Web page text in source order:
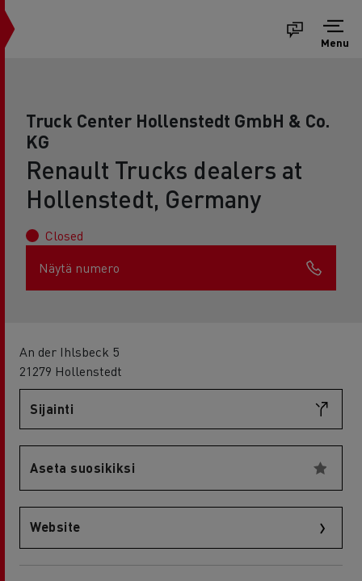
Menu
Truck Center Hollenstedt GmbH & Co.
KG
Renault Trucks dealers at
Hollenstedt, Germany
Closed
Näytä numero
An der Ihlsbeck 5
21279 Hollenstedt
Sijainti
Aseta suosikiksi
Website